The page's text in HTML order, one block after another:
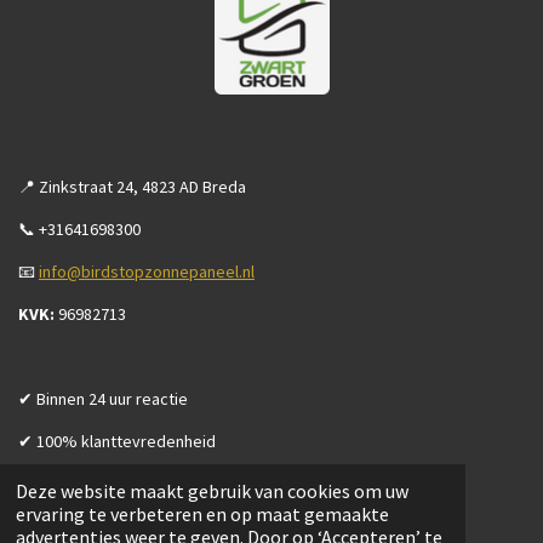
Deze website maakt gebruik van cookies om uw
ervaring te verbeteren en op maat gemaakte
advertenties weer te geven. Door op ‘Accepteren’ te
📍 Zinkstraat 24, 4823 AD Breda
📞 +31641698300
📧info@birdstopzonnepaneel.nl
KVK: 96982713
✔ Binnen 24 uur reactie
✔ 100% klanttevredenheid